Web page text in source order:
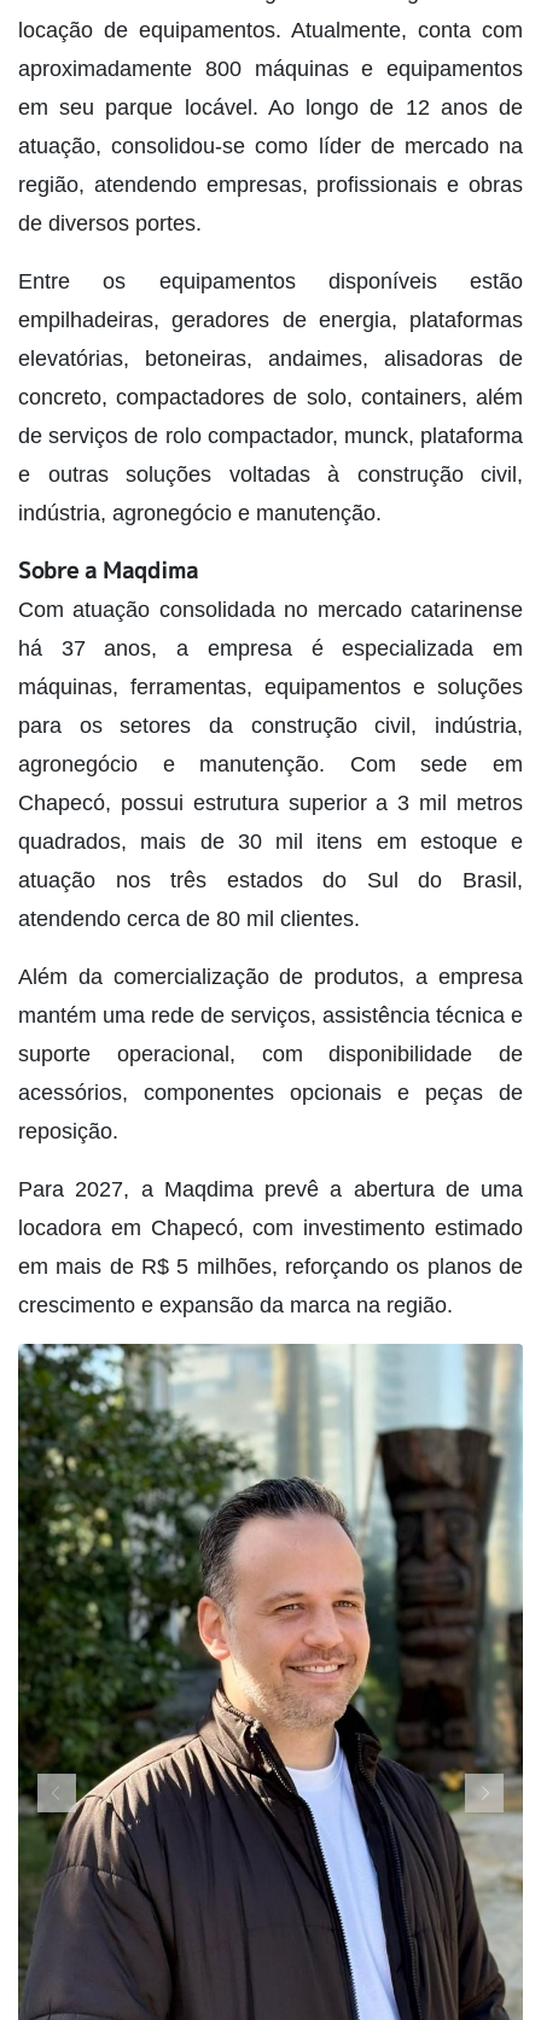
locação de equipamentos. Atualmente, conta com
aproximadamente 800 máquinas e equipamentos
em seu parque locável. Ao longo de 12 anos de
atuação, consolidou-se como líder de mercado na
região, atendendo empresas, profissionais e obras
de diversos portes.
Entre os equipamentos disponíveis estão
empilhadeiras, geradores de energia, plataformas
elevatórias, betoneiras, andaimes, alisadoras de
concreto, compactadores de solo, containers, além
de serviços de rolo compactador, munck, plataforma
e outras soluções voltadas à construção civil,
indústria, agronegócio e manutenção.
Sobre a Maqdima
Com atuação consolidada no mercado catarinense
há 37 anos, a empresa é especializada em
máquinas, ferramentas, equipamentos e soluções
para os setores da construção civil, indústria,
agronegócio e manutenção. Com sede em
Chapecó, possui estrutura superior a 3 mil metros
quadrados, mais de 30 mil itens em estoque e
atuação nos três estados do Sul do Brasil,
atendendo cerca de 80 mil clientes.
Além da comercialização de produtos, a empresa
mantém uma rede de serviços, assistência técnica e
suporte operacional, com disponibilidade de
acessórios, componentes opcionais e peças de
reposição.
Para 2027, a Maqdima prevê a abertura de uma
locadora em Chapecó, com investimento estimado
em mais de R$ 5 milhões, reforçando os planos de
crescimento e expansão da marca na região.